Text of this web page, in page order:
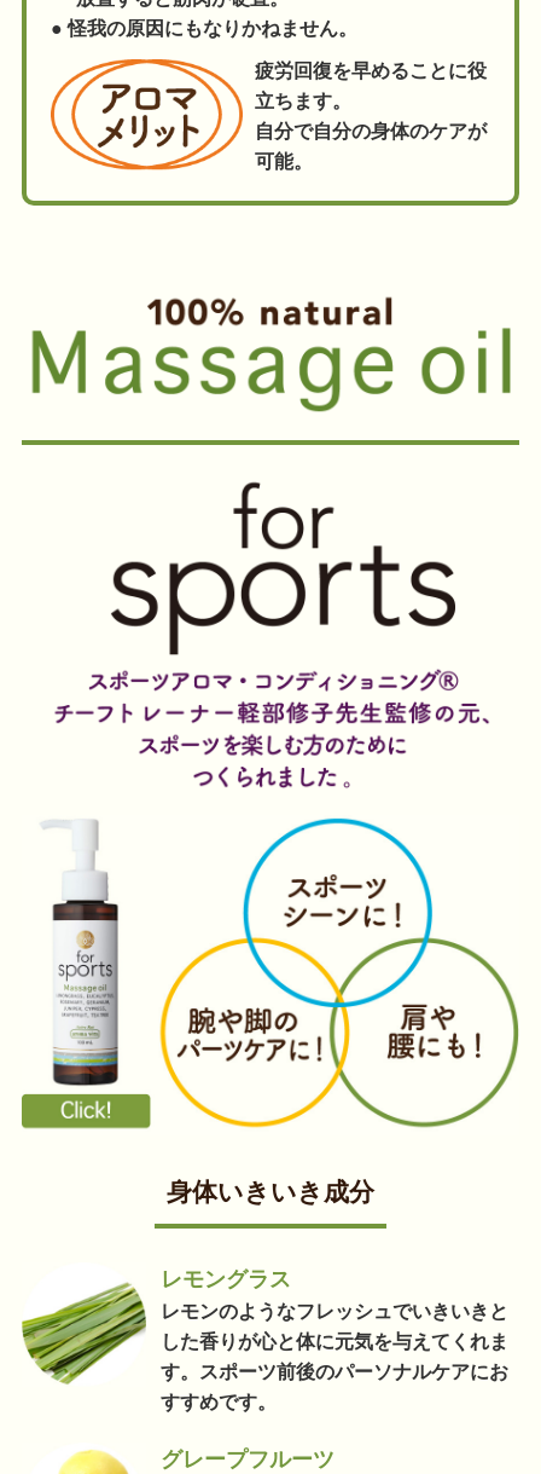
● 怪我の原因にもなりかねません。
疲労回復を早めることに役
立ちます。
自分で自分の身体のケアが
可能。
身体いきいき成分
レモングラス
レモンのようなフレッシュでいきいきと
した香りが心と体に元気を与えてくれま
す。スポーツ前後のパーソナルケアにお
すすめです。
グレープフルーツ